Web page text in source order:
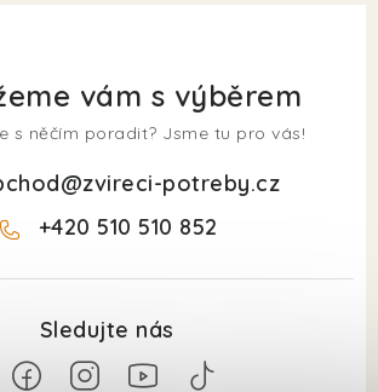
vám s výběrem
s něčím poradit? Jsme tu pro vás!
@zvireci-potreby.cz
+420 510 510 852